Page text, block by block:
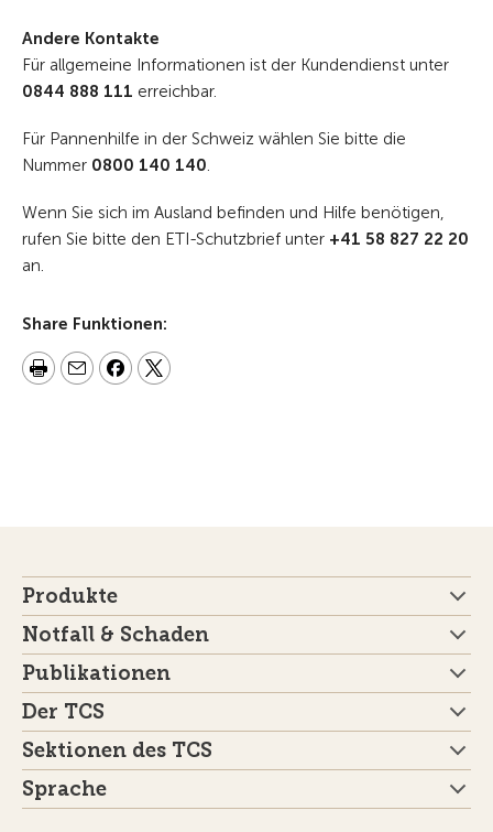
Andere Kontakte
Für allgemeine Informationen ist der Kundendienst unter
0844 888 111 erreichbar.
Für Pannenhilfe in der Schweiz wählen Sie bitte die
Nummer 0800 140 140.
Wenn Sie sich im Ausland befinden und Hilfe benötigen,
rufen Sie bitte den ETI-Schutzbrief unter +41 58 827 22 20
an.
Share Funktionen:
Produkte
Notfall & Schaden
Publikationen
Der TCS
Sektionen des TCS
Sprache